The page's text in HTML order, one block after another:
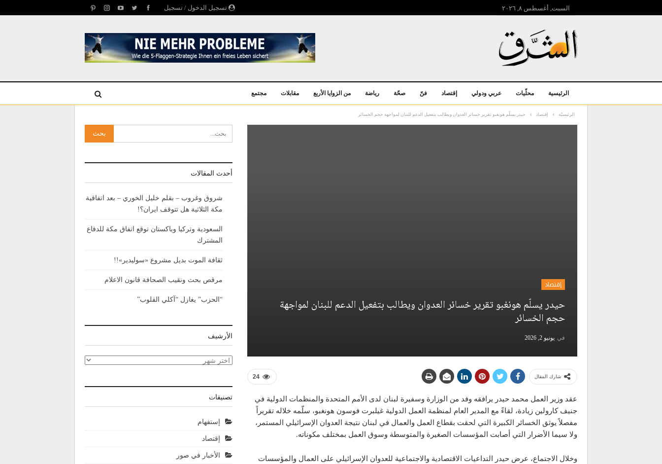
تسجيل الدخول / تسجيل السبت, أغسطس ۸, ۲۰۲٦
الرئيسية محلّيات عربي ودولي إقتصاد فنّ صحّة رياضة من الزوايا الأربع مقابلات مجتمع
الرئيسيّة إقتصاد حيدر يسلّم هونغبو تقرير خسائر العدوان ويطالب بتفعيل الدعم للبنان لمواجهة حجم الخسائر
إقتصاد
حيدر يسلّم هونغبو تقرير خسائر العدوان ويطالب بتفعيل الدعم للبنان لمواجهة
حجم الخسائر
في يونيو 2, 2026
24 شارك المقال
عقد وزير العمل محمد حيدر يرافقه وفد من الوزارة وسفيرة لبنان لدى الأمم المتحدة والمنظمات الدولية في
جنيف كارولين زيادة، لقاءً مع المدير العام لمنظمة العمل الدولية غيلبرت فوسون هونغبو، سلّمه خلاله تقريراً
مفصلاً يوثق الخسائر الكبيرة التي لحقت بقطاع العمل والعمال في لبنان نتيجة العدوان الإسرائيلي المستمر،
ولا سيما الأضرار التي أصابت المؤسسات الصغيرة والمتوسطة وسوق العمل بمختلف مكوناته.
وخلال الاجتماع، عرض حيدر التداعيات الاقتصادية والاجتماعية للعدوان الإسرائيلي على العمال والمؤسسات
أحدث المقالات
شروق وغروب – بقلم خليل الخوري – بعد اتفاقية
مكة الثلاثية هل تتوقف ايران؟!
السعودية وتركيا وباكستان توقع اتفاق مكة للدفاع
المشترك
ثقافة الموت بديل مشروع «سوليدير»!!
مرقص بحث ونقيب الصحافة قانون الاعلام
“الحزب” يغازل “آكلي القلوب”
الأرشيف
الأرشيف
تصنيفات
إستفهام
إقتصاد
الأخبار في صور